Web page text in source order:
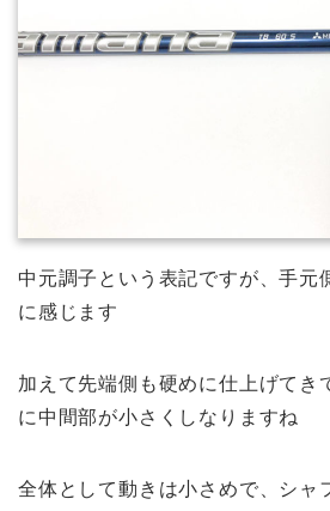
中元調子という表記ですが、手元
に感じます
加えて先端側も硬めに仕上げてき
に中間部が小さくしなりますね
全体として動きは小さめで、シャ